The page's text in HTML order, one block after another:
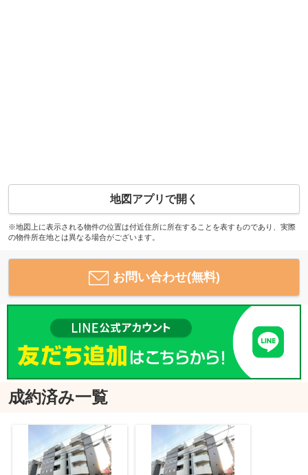
地図アプリで開く
※地図上に表示される物件の位置は付近住所に所在することを表すものであり、実際
の物件所在地とは異なる場合がございます。
お問い合わせ(無料)
成約済み一覧